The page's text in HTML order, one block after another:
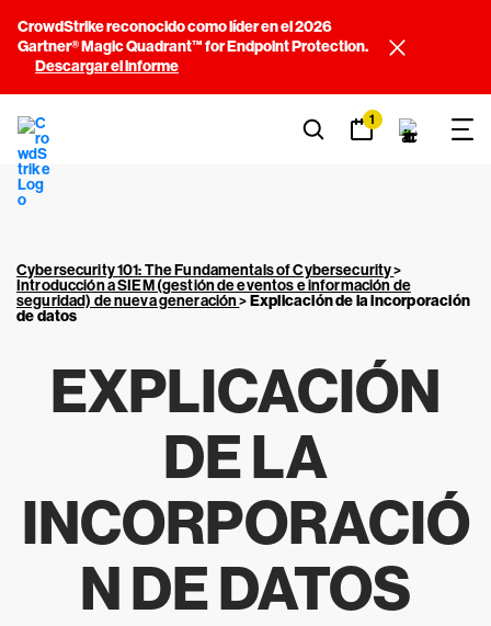
CrowdStrike reconocido como líder en el 2026
Gartner® Magic Quadrant™ for Endpoint Protection.
Descargar el informe
1
Cybersecurity 101: The Fundamentals of Cybersecurity>
Introducción a SIEM (gestión de eventos e información de
seguridad) de nueva generación>Explicación de la incorporación
de datos
EXPLICACIÓN
DE LA
INCORPORACIÓ
N DE DATOS